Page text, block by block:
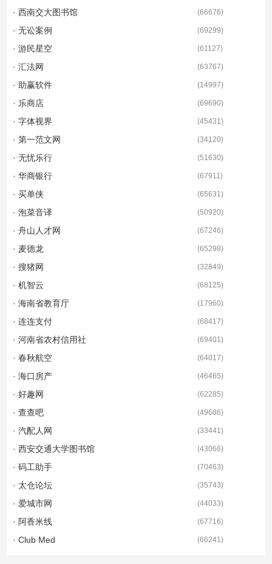
· 西南交大图书馆 (66676)
· 无讼案例 (69299)
· 游民星空 (61127)
· 汇法网 (63767)
· 助赢软件 (14997)
· 乐商店 (69690)
· 字体视界 (45431)
· 第一范文网 (34120)
· 无忧乐行 (51630)
· 华商银行 (67911)
· 买单侠 (65631)
· 泡菜音译 (50920)
· 舟山人才网 (67246)
· 麦德龙 (65298)
· 搜猪网 (32849)
· 机智云 (68125)
· 海南省教育厅 (17960)
· 连连支付 (68417)
· 河南省农村信用社 (69401)
· 春秋航空 (64017)
· 海口房产 (46465)
· 好趣网 (62285)
· 查查吧 (49686)
· 汽配人网 (33441)
· 西安交通大学图书馆 (43066)
· 码工助手 (70463)
· 太仓论坛 (35743)
· 爱城市网 (44033)
· 阿香米线 (67716)
· Club Med (66241)